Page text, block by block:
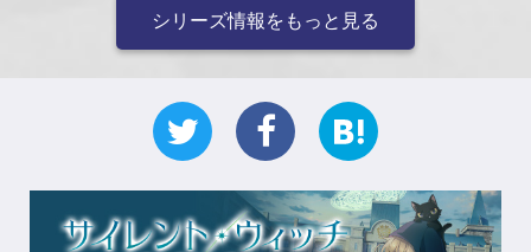
シリーズ情報をもっと見る